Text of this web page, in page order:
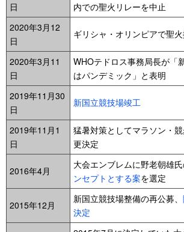
日
内での聖火リレーを中止
2020年3月12
日
ギリシャ・オリンピアで聖
2020年3月11
日
WHOテドロス事務局長が「
はパンデミック」と表明
2019年11月30
日
新国立競技場竣工
2019年11月1
日
猛暑対策としてマラソン・
更決定
2016年4月
大会エンブレムに野老朝雄
ンセプトとする案を選定
2015年12月
新国立競技場整備の再公募、
決定